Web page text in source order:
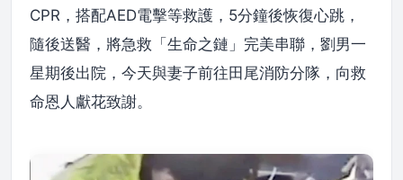
CPR，搭配AED電擊等救護，5分鐘後恢復心跳，
隨後送醫，將急救「生命之鏈」完美串聯，劉男一
星期後出院，今天與妻子前往田尾消防分隊，向救
命恩人獻花致謝。